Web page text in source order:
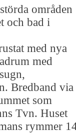
områden
och bad i
med nya
med
Bredband via
som
Tvn. Huset
rymmer